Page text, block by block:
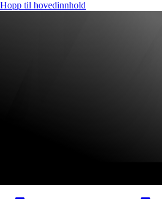
Hopp til hovedinnhold